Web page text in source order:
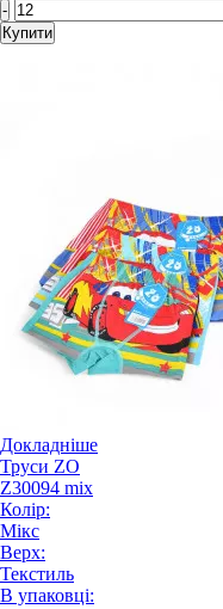
-
Купити
Докладніше
Труси ZO
Z30094 mix
Колір:
Мікс
Верх:
Текстиль
В упаковці: